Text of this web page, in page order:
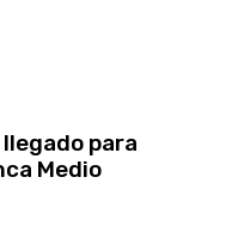
para
Medio